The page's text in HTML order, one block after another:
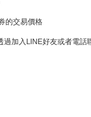
的交易價格
過加入LINE好友或者電話